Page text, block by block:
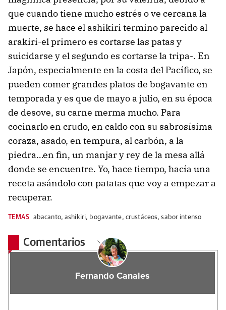
que cuando tiene mucho estrés o ve cercana la
muerte, se hace el ashikiri termino parecido al
arakiri-el primero es cortarse las patas y
suicidarse y el segundo es cortarse la tripa-. En
Japón, especialmente en la costa del Pacífico, se
pueden comer grandes platos de bogavante en
temporada y es que de mayo a julio, en su época
de desove, su carne merma mucho. Para
cocinarlo en crudo, en caldo con su sabrosísima
coraza, asado, en tempura, al carbón, a la
piedra…en fin, un manjar y rey de la mesa allá
donde se encuentre. Yo, hace tiempo, hacía una
receta asándolo con patatas que voy a empezar a
recuperar.
TEMAS abacanto,ashikiri, bogavante, crustáceos,sabor intenso
Comentarios
Fernando Canales